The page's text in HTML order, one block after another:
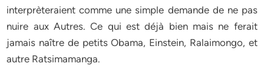
interprèteraient comme une simple demande de ne pas
nuire aux Autres. Ce qui est déjà bien mais ne ferait
jamais naître de petits Obama, Einstein, Ralaimongo, et
autre Ratsimamanga.